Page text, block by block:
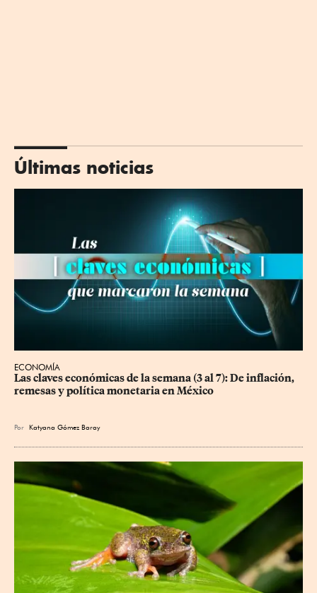
Últimas noticias
ECONOMÍA
Las claves económicas de la semana (3 al 7): De inflación,
remesas y política monetaria en México
Por Katyana Gómez Baray